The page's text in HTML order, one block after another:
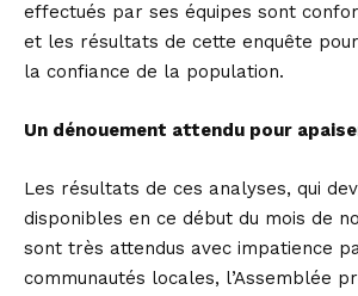
effectués par ses équipes sont
et les résultats de cette enquête
la confiance de la population.
Un dénouement attendu pour
Les résultats de ces analyses, qui
disponibles en ce début du mois de
sont très attendus avec impatience
communautés locales, l’Assemblée